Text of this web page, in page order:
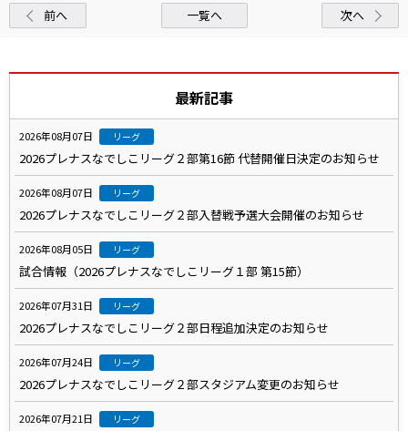
前へ 一覧へ 次へ
最新記事
2026年08月07日 リーグ
2026プレナスなでしこリーグ２部第16節 代替開催日決定のお知らせ
2026年08月07日 リーグ
2026プレナスなでしこリーグ２部入替戦予選大会開催のお知らせ
2026年08月05日 リーグ
試合情報（2026プレナスなでしこリーグ１部 第15節）
2026年07月31日 リーグ
2026プレナスなでしこリーグ２部日程追加決定のお知らせ
2026年07月24日 リーグ
2026プレナスなでしこリーグ２部スタジアム変更のお知らせ
2026年07月21日 リーグ